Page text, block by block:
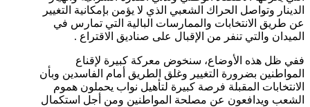
الدينار وتواصل الحراك الشعبي الذي لا يؤمن بإمكانية التغيير
عن طريق الانتخابات والممارسات البالية التي تمارس في
الميدان والتي تنفر من الإقبال على صناديق الاقتراع .
ففي ظل هذه الأوضاع، سنخوض معركة كبيرة لإقناع
المواطنين بضرورة التغيير وغلق الطريق أمام الفاسدين وبأن
الانتخابات المقبلة فرصة كبيرة لتأهيل نواب يحملون هموم
الشعب ويدافعون عن مصلحة المواطنين ومن أجل استكمال